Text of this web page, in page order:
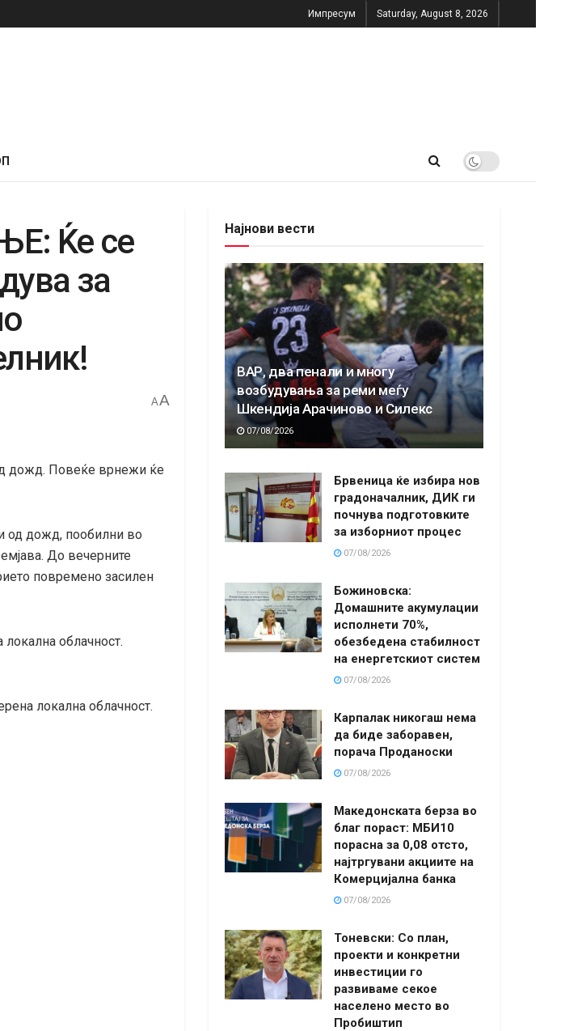
Импресум Saturday, August 8, 2026
Ќе се
за
AA
дожд. Повеќе врнежи ќе
од дожд, пообилни во
До вечерните
повремено засилен
облачност.
локална облачност.
Најнови вести
ВАР, два пенали и многу
возбудувања за реми меѓу
Шкендија Арачиново и Силекс
07/08/2026
Брвеница ќе избира нов
градоначалник, ДИК ги
почнува подготовките
за изборниот процес
07/08/2026
Божиновска:
Домашните акумулации
исполнети 70%,
обезбедена стабилност
на енергетскиот систем
07/08/2026
Карпалак никогаш нема
да биде заборавен,
порача Проданоски
07/08/2026
Македонската берза во
благ пораст: МБИ10
порасна за 0,08 отсто,
најтргувани акциите на
Комерцијална банка
07/08/2026
Тоневски: Со план,
проекти и конкретни
инвестиции го
развиваме секое
населено место во
Пробиштип